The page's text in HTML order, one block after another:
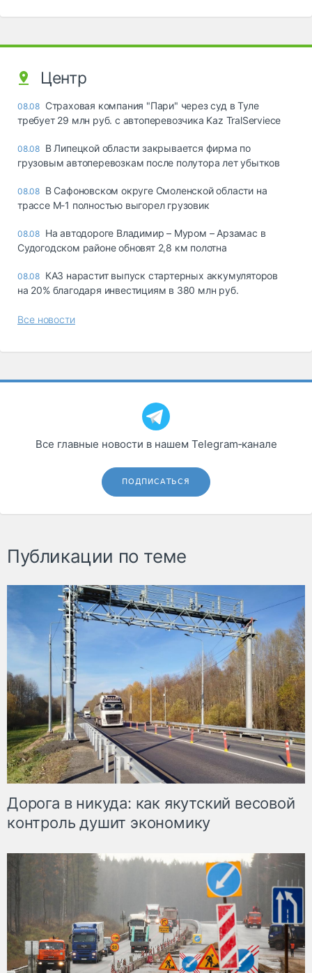
Центр
08.08 Страховая компания "Пари" через суд в Туле
требует 29 млн руб. с автоперевозчика Kaz TralServiece
08.08 В Липецкой области закрывается фирма по
грузовым автоперевозкам после полутора лет убытков
08.08 В Сафоновском округе Смоленской области на
трассе М-1 полностью выгорел грузовик
08.08 На автодороге Владимир – Муром – Арзамас в
Судогодском районе обновят 2,8 км полотна
08.08 КАЗ нарастит выпуск стартерных аккумуляторов
на 20% благодаря инвестициям в 380 млн руб.
Все новости
Все главные новости в нашем Telegram‑канале
ПОДПИСАТЬСЯ
Публикации по теме
Дорога в никуда: как якутский весовой
контроль душит экономику